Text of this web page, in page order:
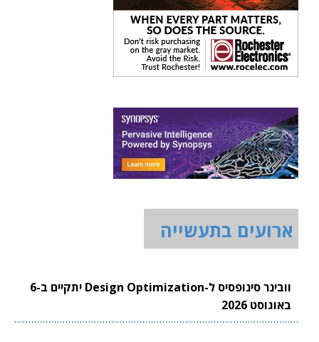
ארועים בתעשייה
וובינר סינופסיס ל-Design Optimization יתקיים ב-6
באוגוסט 2026